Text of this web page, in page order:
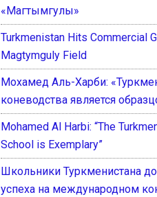
«Магтымгулы»
Turkmenistan Hits Commercial
Magtymguly Field
Мохамед Аль-Харби:
коневодства является
Mohamed Al Harbi: “The
School is Exemplary”
Школьники Туркменистана
успеха на международном